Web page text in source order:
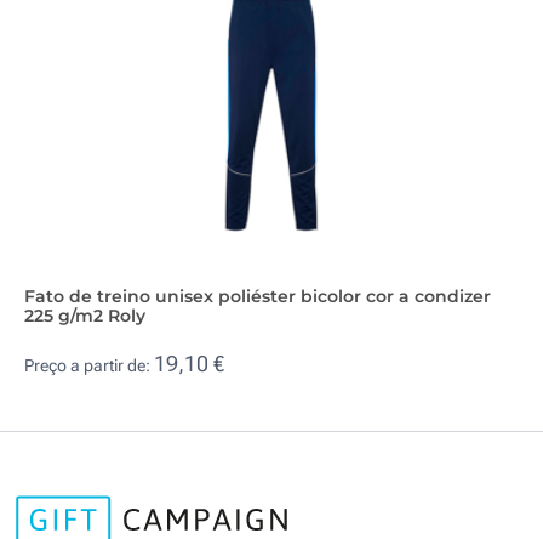
Fato de treino unisex poliéster bicolor cor a condizer
225 g/m2 Roly
Preço a partir de: 19,10 €